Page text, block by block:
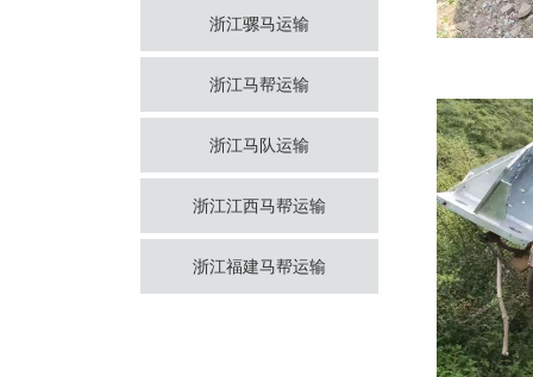
浙江骡马运输
浙江马帮运输
浙江马队运输
浙江江西马帮运输
浙江福建马帮运输